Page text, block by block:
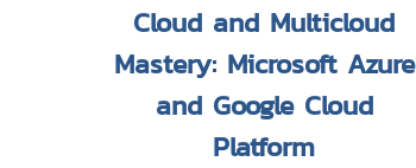
Cloud and Multicloud
Mastery: Microsoft Azure
and Google Cloud
Platform